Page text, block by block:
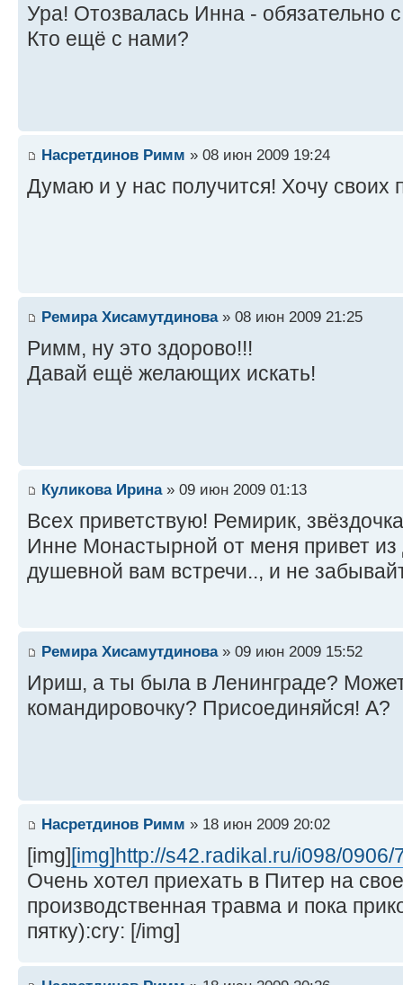
Ура! Отозвалась Инна - обязательно
Кто ещё с нами?
Насретдинов Римм » 08 июн 2009 19:24
Думаю и у нас получится! Хочу своих
Ремира Хисамутдинова» 08 июн 2009 21:25
Римм, ну это здорово!!!
Давай ещё желающих искать!
Куликова Ирина» 09 июн 2009 01:13
Всех приветствую! Ремирик,
Инне Монастырной от меня привет из
душевной вам встречи.., и не
Ремира Хисамутдинова» 09 июн 2009 15:52
Ириш, а ты была в Ленинграде?
командировочку? Присоединяйся! А?
Насретдинов Римм » 18 июн 2009 20:02
[img][img]http://s42.radikal.ru/i098/
Очень хотел приехать в Питер на
производственная травма и пока
пятку):cry: [/img]